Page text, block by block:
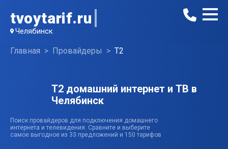
tvoytarif.ru
Челябинск
Главная Провайдеры T2
T2 домашний интернет и ТВ в
Челябинск
Поиск провайдеров для подключения домашнего
интернета и телевидения. Сравните и выберите
самое выгодное из 33 предложений и 150 тарифов